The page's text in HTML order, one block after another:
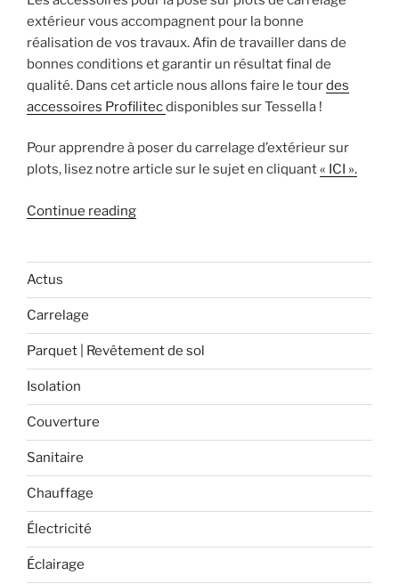
et
esthétique. »
extérieur vous accompagnent pour la bonne
réalisation de vos travaux. Afin de travailler dans de
bonnes conditions et garantir un résultat final de
qualité. Dans cet article nous allons faire le tourdes
accessoires Profilitecdisponibles sur Tessella !
Pour apprendre à poser du carrelage d’extérieur sur
plots, lisez notre article sur le sujet en cliquant« ICI ».
Continue reading« Quels
utiliser
la
pose
plots
carrelage
Actus
Carrelage
Parquet | Revêtement de sol
Isolation
Couverture
Sanitaire
Chauffage
Électricité
Éclairage